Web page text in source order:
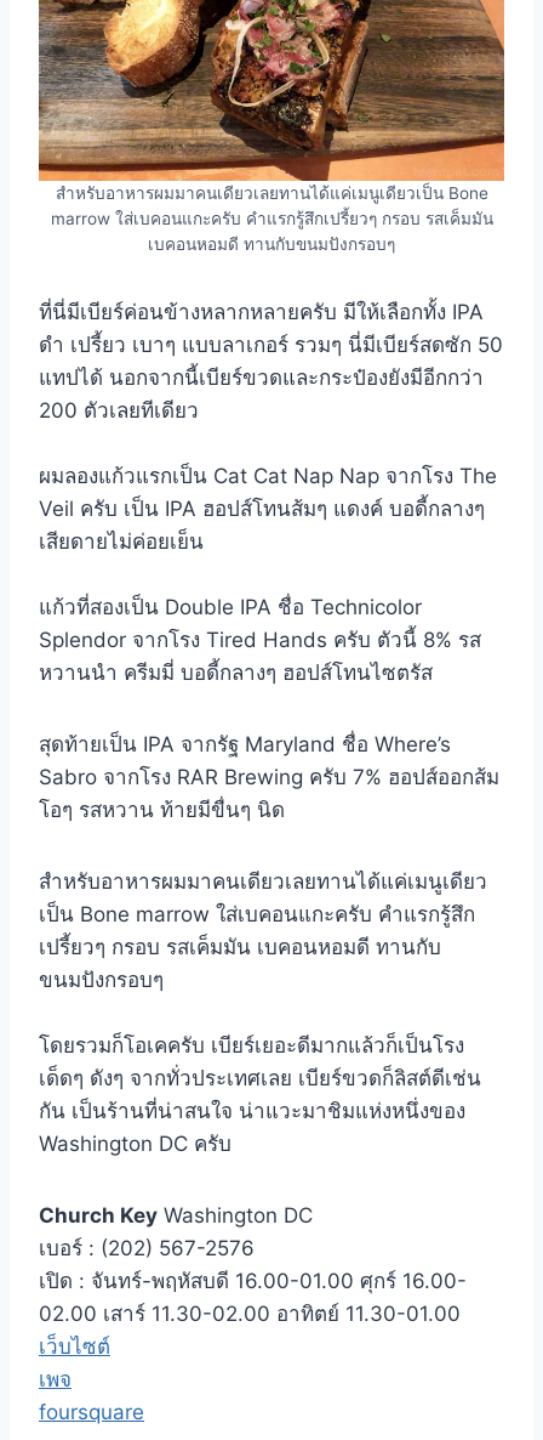
สำหรับอาหารผมมาคนเดียวเลยทานได้แค่เมนูเดียวเป็น Bone
marrow ใส่เบคอนแกะครับ คำแรกรู้สึกเปรี้ยวๆ กรอบ รสเค็มมัน
เบคอนหอมดี ทานกับขนมปังกรอบๆ
ที่นี่มีเบียร์ค่อนข้างหลากหลายครับ มีให้เลือกทั้ง IPA
ดำ เปรี้ยว เบาๆ แบบลาเกอร์ รวมๆ นี่มีเบียร์สดซัก 50
แทปได้ นอกจากนี้เบียร์ขวดและกระป๋องยังมีอีกกว่า
200 ตัวเลยทีเดียว
ผมลองแก้วแรกเป็น Cat Cat Nap Nap จากโรง The
Veil ครับ เป็น IPA ฮอปส์โทนส้มๆ แดงค์ บอดี้กลางๆ
เสียดายไม่ค่อยเย็น
แก้วที่สองเป็น Double IPA ชื่อ Technicolor
Splendor จากโรง Tired Hands ครับ ตัวนี้ 8% รส
หวานนำ ครีมมี่ บอดี้กลางๆ ฮอปส์โทนไซตรัส
สุดท้ายเป็น IPA จากรัฐ Maryland ชื่อ Where’s
Sabro จากโรง RAR Brewing ครับ 7% ฮอปส์ออกส้ม
โอๆ รสหวาน ท้ายมีขื่นๆ นิด
สำหรับอาหารผมมาคนเดียวเลยทานได้แค่เมนูเดียว
เป็น Bone marrow ใส่เบคอนแกะครับ คำแรกรู้สึก
เปรี้ยวๆ กรอบ รสเค็มมัน เบคอนหอมดี ทานกับ
ขนมปังกรอบๆ
โดยรวมก็โอเคครับ เบียร์เยอะดีมากแล้วก็เป็นโรง
เด็ดๆ ดังๆ จากทั่วประเทศเลย เบียร์ขวดก็ลิสต์ดีเช่น
กัน เป็นร้านที่น่าสนใจ น่าแวะมาชิมแห่งหนึ่งของ
Washington DC ครับ
Church Key Washington DC
เบอร์ : (202) 567-2576
เปิด : จันทร์-พฤหัสบดี 16.00-01.00 ศุกร์ 16.00-
02.00 เสาร์ 11.30-02.00 อาทิตย์ 11.30-01.00
เว็บไซต์
เพจ
foursquare